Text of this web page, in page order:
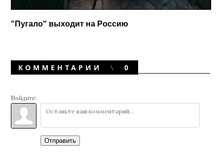
"Пугало" выходит на Россию
КОММЕНТАРИИ 0
Войдите:
Отправить